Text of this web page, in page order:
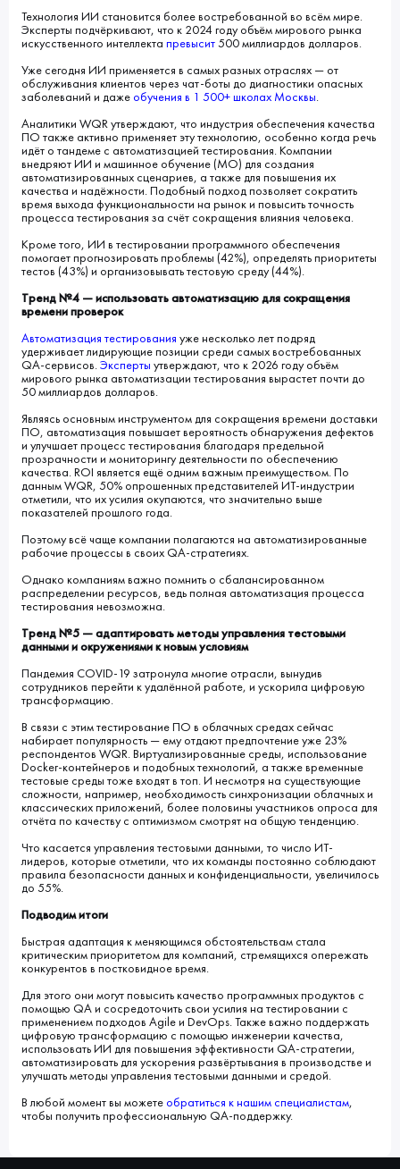
Технология ИИ становится более востребованной во всём мире.
Эксперты подчёркивают, что к 2024 году объём мирового рынка
искусственного интеллекта превысит500 миллиардов долларов.
Уже сегодня ИИ применяется в самых разных отраслях — от
обслуживания клиентов через чат-боты до диагностики опасных
заболеваний и даже обучения в 1 500+ школах Москвы.
Аналитики WQR утверждают, что индустрия обеспечения качества
ПО также активно применяет эту технологию, особенно когда речь
идёт о тандеме с автоматизацией тестирования. Компании
внедряют ИИ и машинное обучение (МО) для создания
автоматизированных сценариев, а также для повышения их
качества и надёжности. Подобный подход позволяет сократить
время выхода функциональности на рынок и повысить точность
процесса тестирования за счёт сокращения влияния человека.
Кроме того, ИИ в тестировании программного обеспечения
помогает прогнозировать проблемы (42%), определять приоритеты
тестов (43%) и организовывать тестовую среду (44%).
Тренд №4 — использовать автоматизацию для сокращения
времени проверок
Автоматизация тестирования уже несколько лет подряд
удерживает лидирующие позиции среди самых востребованных
QA-сервисов.Эксперты утверждают, что к 2026 году объём
мирового рынка автоматизации тестирования вырастет почти до
50 миллиардов долларов.
Являясь основным инструментом для сокращения времени доставки
ПО, автоматизация повышает вероятность обнаружения дефектов
и улучшает процесс тестирования благодаря предельной
прозрачности и мониторингу деятельности по обеспечению
качества. ROI является ещё одним важным преимуществом. По
данным WQR, 50% опрошенных представителей ИТ-индустрии
отметили, что их усилия окупаются, что значительно выше
показателей прошлого года.
Поэтому всё чаще компании полагаются на автоматизированные
рабочие процессы в своих QA-стратегиях.
Однако компаниям важно помнить о сбалансированном
распределении ресурсов, ведь полная автоматизация процесса
тестирования невозможна.
Тренд №5 — адаптировать методы управления тестовыми
данными и окружениями к новым условиям
Пандемия COVID-19 затронула многие отрасли, вынудив
сотрудников перейти к удалённой работе, и ускорила цифровую
трансформацию.
В связи с этим тестирование ПО в облачных средах сейчас
набирает популярность — ему отдают предпочтение уже 23%
респондентов WQR. Виртуализированные среды, использование
Docker-контейнеров и подобных технологий, а также временные
тестовые среды тоже входят в топ. И несмотря на существующие
сложности, например, необходимость синхронизации облачных и
классических приложений, более половины участников опроса для
отчёта по качеству с оптимизмом смотрят на общую тенденцию.
Что касается управления тестовыми данными, то число ИТ-
лидеров, которые отметили, что их команды постоянно соблюдают
правила безопасности данных и конфиденциальности, увеличилось
до 55%.
Подводим итоги
Быстрая адаптация к меняющимся обстоятельствам стала
критическим приоритетом для компаний, стремящихся опережать
конкурентов в постковидное время.
Для этого они могут повысить качество программных продуктов с
помощью QA и сосредоточить свои усилия на тестировании с
применением подходов Agile и DevOps. Также важно поддержать
цифровую трансформацию с помощью инженерии качества,
использовать ИИ для повышения эффективности QA-стратегии,
автоматизировать для ускорения развёртывания в производстве и
улучшать методы управления тестовыми данными и средой.
В любой момент вы можете обратиться к нашим специалистам,
чтобы получить профессиональную QA-поддержку.